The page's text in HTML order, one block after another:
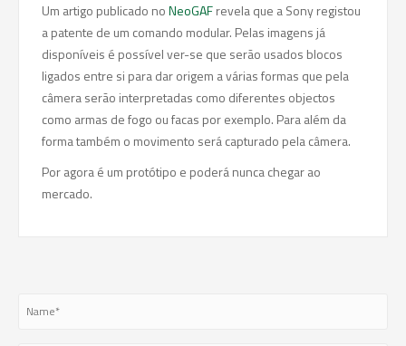
Um artigo publicado noNeoGAFrevela que a Sony registou
a patente de um comando modular. Pelas imagens já
disponíveis é possível ver-se que serão usados blocos
ligados entre si para dar origem a várias formas que pela
câmera serão interpretadas como diferentes objectos
como armas de fogo ou facas por exemplo. Para além da
forma também o movimento será capturado pela câmera.
Por agora é um protótipo e poderá nunca chegar ao
mercado.